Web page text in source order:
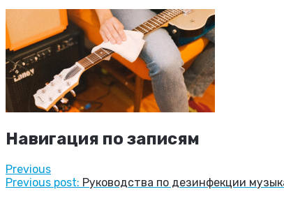
Навигация по записям
Previous
Previous post: Руководства по дезинфекции